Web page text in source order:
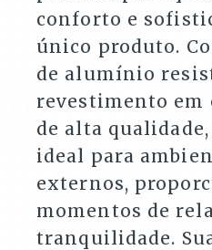
conforto e
único produto.
de alumínio
revestimento em
de alta
ideal para
externos,
momentos de
tranquilidade.